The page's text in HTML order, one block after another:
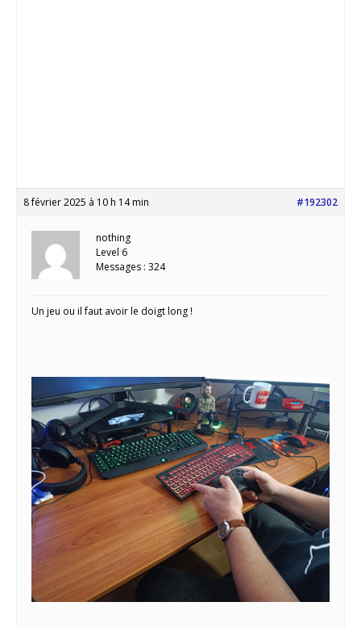
8 février 2025 à 10 h 14 min #192302
nothing
Level 6
Messages : 324
Un jeu ou il faut avoir le doigt long !